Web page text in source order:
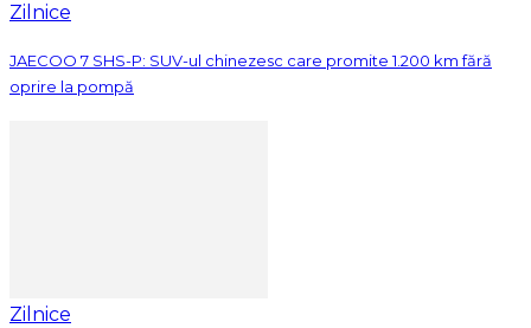
Zilnice
JAECOO 7 SHS-P: SUV-ul chinezesc care promite 1.200 km fără
oprire la pompă
Zilnice